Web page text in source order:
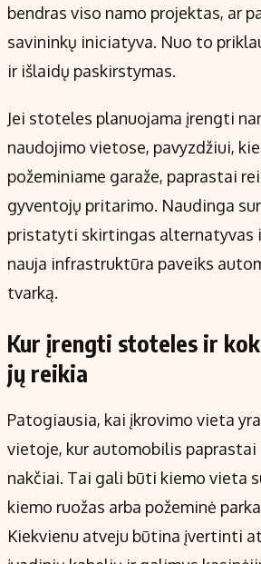
bendras viso namo projektas, ar
savininkų iniciatyva. Nuo to
ir išlaidų paskirstymas.
Jei stoteles planuojama įrengti
naudojimo vietose, pavyzdžiui,
požeminiame garaže, paprastai
gyventojų pritarimo. Naudinga
pristatyti skirtingas alternatyvas
nauja infrastruktūra paveiks
tvarką.
Kur įrengti stoteles ir
jų reikia
Patogiausia, kai įkrovimo vieta
vietoje, kur automobilis paprastai
nakčiai. Tai gali būti kiemo vieta
kiemo ruožas arba požeminė
Kiekvienu atveju būtina įvertinti